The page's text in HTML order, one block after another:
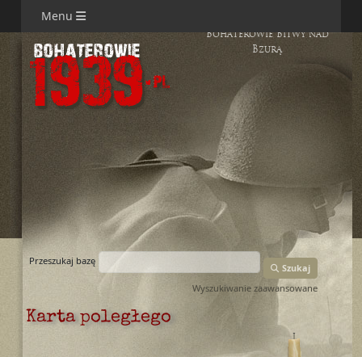
Menu
Bohaterowie Bitwy nad
Bzurą
Przeszukaj bazę
Szukaj
Wyszukiwanie zaawansowane
Karta poległego